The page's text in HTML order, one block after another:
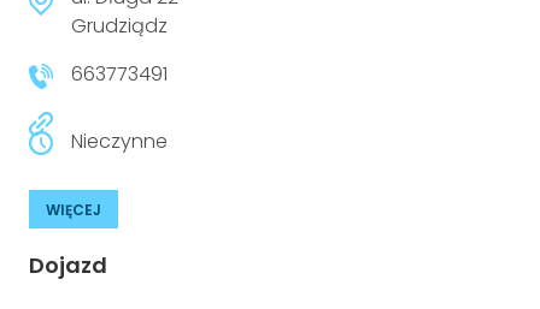
Grudziądz
663773491
Nieczynne
WIĘCEJ
Dojazd